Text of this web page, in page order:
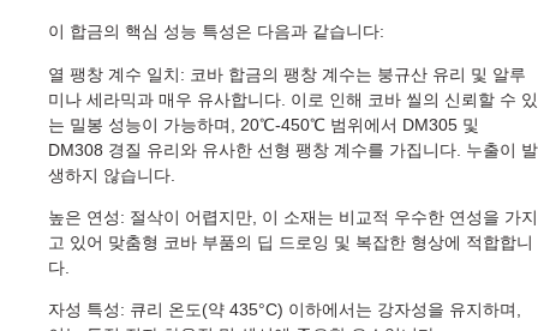
이 합금의 핵심 성능 특성은 다음과 같습니다:
열 팽창 계수 일치: 코바 합금의 팽창 계수는 붕규산 유리 및 알루
미나 세라믹과 매우 유사합니다. 이로 인해 코바 씰의 신뢰할 수 있
는 밀봉 성능이 가능하며, 20℃‑450℃ 범위에서 DM305 및
DM308 경질 유리와 유사한 선형 팽창 계수를 가집니다. 누출이 발
생하지 않습니다.
높은 연성: 절삭이 어렵지만, 이 소재는 비교적 우수한 연성을 가지
고 있어 맞춤형 코바 부품의 딥 드로잉 및 복잡한 형상에 적합합니
다.
자성 특성: 큐리 온도(약 435°C) 이하에서는 강자성을 유지하며,